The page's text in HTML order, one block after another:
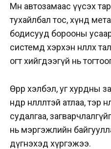
Мөн автозамаас үүсэх
тухайлбал тос, хүнд
бодисууд борооны
системд хэрхэн нөлөөлөх
огт хийгдээгүй нь
Өөрөөр хэлбэл, уг хурдны
өндөр нөлөөлөлтэй атлаа,
судалгаа,
нь мэргэжлийн
дүгнэхэд хүргэжээ.